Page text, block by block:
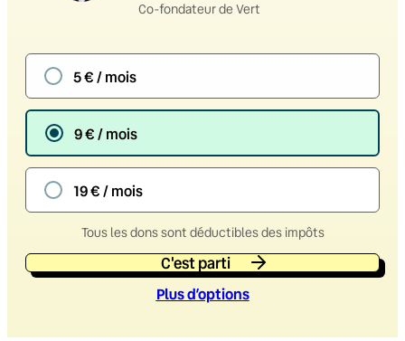
Co-fondateur de Vert
5 € / mois
9 € / mois
19 € / mois
Tous les dons sont déductibles des impôts
C'est parti
Plus d’options